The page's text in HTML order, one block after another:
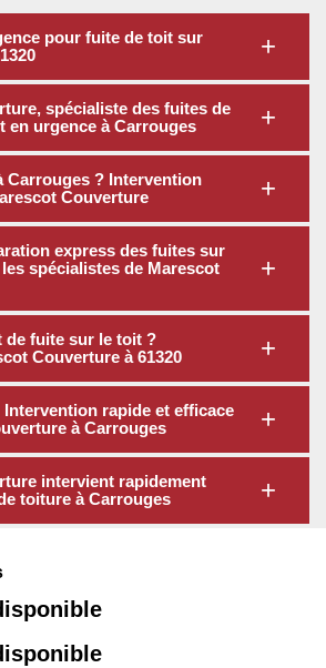
pour fuite de toit sur
spécialiste des fuites de
en urgence à Carrouges
Carrouges ? Intervention
Couverture
express des fuites sur
spécialistes de Marescot
de fuite sur le toit ?
Couverture à 61320
rapide et efficace
à Carrouges
intervient rapidement
toiture à Carrouges